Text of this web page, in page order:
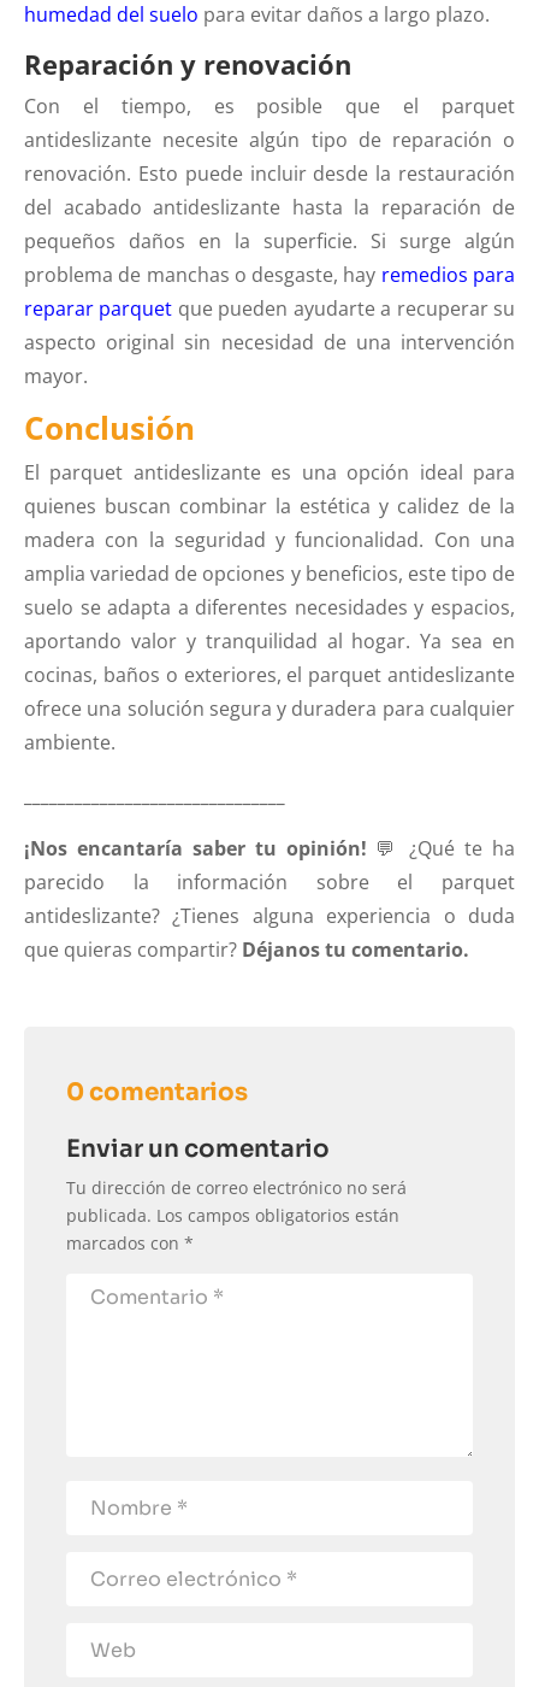
humedad del suelo para evitar daños a largo plazo.
Reparación y renovación
Con el tiempo, es posible que el parquet
antideslizante necesite algún tipo de reparación o
renovación. Esto puede incluir desde la restauración
del acabado antideslizante hasta la reparación de
pequeños daños en la superficie. Si surge algún
problema de manchas o desgaste, hay remedios para
reparar parquet que pueden ayudarte a recuperar su
aspecto original sin necesidad de una intervención
mayor.
Conclusión
El parquet antideslizante es una opción ideal para
quienes buscan combinar la estética y calidez de la
madera con la seguridad y funcionalidad. Con una
amplia variedad de opciones y beneficios, este tipo de
suelo se adapta a diferentes necesidades y espacios,
aportando valor y tranquilidad al hogar. Ya sea en
cocinas, baños o exteriores, el parquet antideslizante
ofrece una solución segura y duradera para cualquier
ambiente.
¡Nos encantaría saber tu opinión! 💬 ¿Qué te ha
parecido la información sobre el parquet
antideslizante? ¿Tienes alguna experiencia o duda
que quieras compartir? Déjanos tu comentario.
0 comentarios
Enviar un comentario
Tu dirección de correo electrónico no será
publicada. Los campos obligatorios están
marcados con *